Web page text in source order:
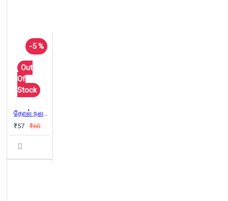
-5 %
Out
Of
Stock
தோல் நலம் புறம்
₹57 ₹60